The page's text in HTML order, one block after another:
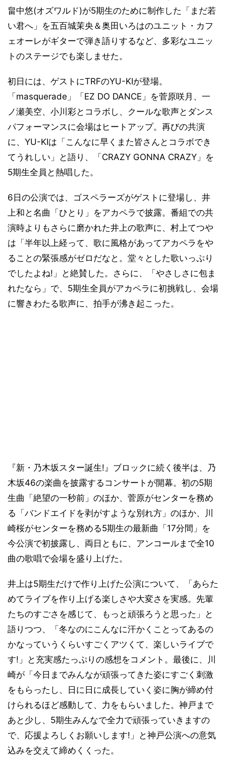
畠中悠(オズワルド)が5期生のために制作した「まだ若
い君へ」を五百城茉央＆奥田いろはのユニット・カフ
ェオーレがギターで弾き語りするなど、多彩なユニッ
トのステージでも楽しませた。
初日には、ゲストにTRFのYU-KIが登場。
「masquerade」「EZ DO DANCE」を菅原咲月、一
ノ瀬美空、小川彩とコラボし、クールな歌声とダンス
パフォーマンスに会場はヒートアップ。再びの共演
に、YU-KIは「こんなに早くまた皆さんとコラボでき
てうれしい」と語り、「CRAZY GONNA CRAZY」を
5期生全員と熱唱した。
6日の公演では、ゴスペラーズがゲストに登場し、井
上和と名曲「ひとり」をアカペラで披露。番組での共
演時よりもさらに磨かれた井上の歌声に、村上てつや
は「半年以上経って、歌に風格があってアカペラをや
ることの緊張感がゼロだなと。堂々とした歌いっぷり
でしたよね!」と絶賛した。さらに、「やさしさに包ま
れたなら」で、5期生全員がアカペラに初挑戦し、会場
に響きわたる歌声に、拍手が沸き起こった。
『新・乃木坂スター誕生!』ブロックに続く後半は、乃
木坂46の楽曲を披露するコンサートが開幕。初の5期
生曲「絶望の一秒前」のほか、菅原がセンターを務め
る「バンドエイドを剥がすような別れ方」のほか、川
崎桜がセンターを務める5期生の最新曲「17分間」を
今公演で初披露し、両日ともに、アンコールまで全10
曲の歌唱で会場を盛り上げた。
井上は5期生だけで作り上げた公演について、「あらた
めてライブを作り上げる楽しさや大変さを実感。先輩
たちのすごさを感じて、もっと頑張ろうと思った」と
語りつつ、「冬なのにこんなに汗かくことってあるの
かなっていうくらいすごくアツくて、楽しいライブで
す!」と充実感たっぷりの感想をコメント。最後に、川
崎が「今日までみんなが頑張ってきた姿にすごく刺激
をもらったし、日に日に成長していく姿に胸が締め付
けられるほど感動して、力をもらいました。神戸まで
あと少し、5期生みんなで全力で頑張っていきますの
で、応援よろしくお願いします!」と神戸公演への意気
込みを交えて締めくくった。